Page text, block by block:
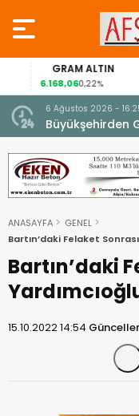
GRAM ALTIN
6.168,060,22%
6 Ağustos 2026 -
Büyükşehirden
Kurtarma
ANASAYFA
GENEL
Bartın’daki Felaket
Bartın’daki
15.10.2022 14:54